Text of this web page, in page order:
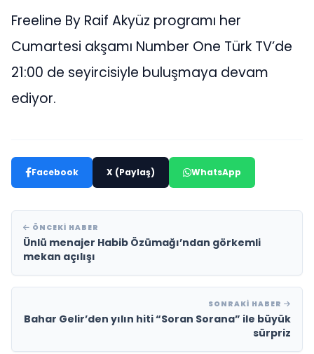
Freeline By Raif Akyüz programı her
Cumartesi akşamı Number One Türk TV’de
21:00 de seyircisiyle buluşmaya devam
ediyor.
Facebook X (Paylaş) WhatsApp
ÖNCEKI HABER
Ünlü menajer Habib Özümağı’ndan görkemli
mekan açılışı
SONRAKI HABER
Bahar Gelir’den yılın hiti “Soran Sorana” ile büyük
sürpriz